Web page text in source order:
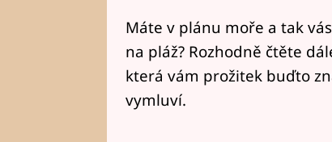
Máte v plánu moře a tak
na pláž? Rozhodně čtěte
která vám prožitek buďto
vymluví.